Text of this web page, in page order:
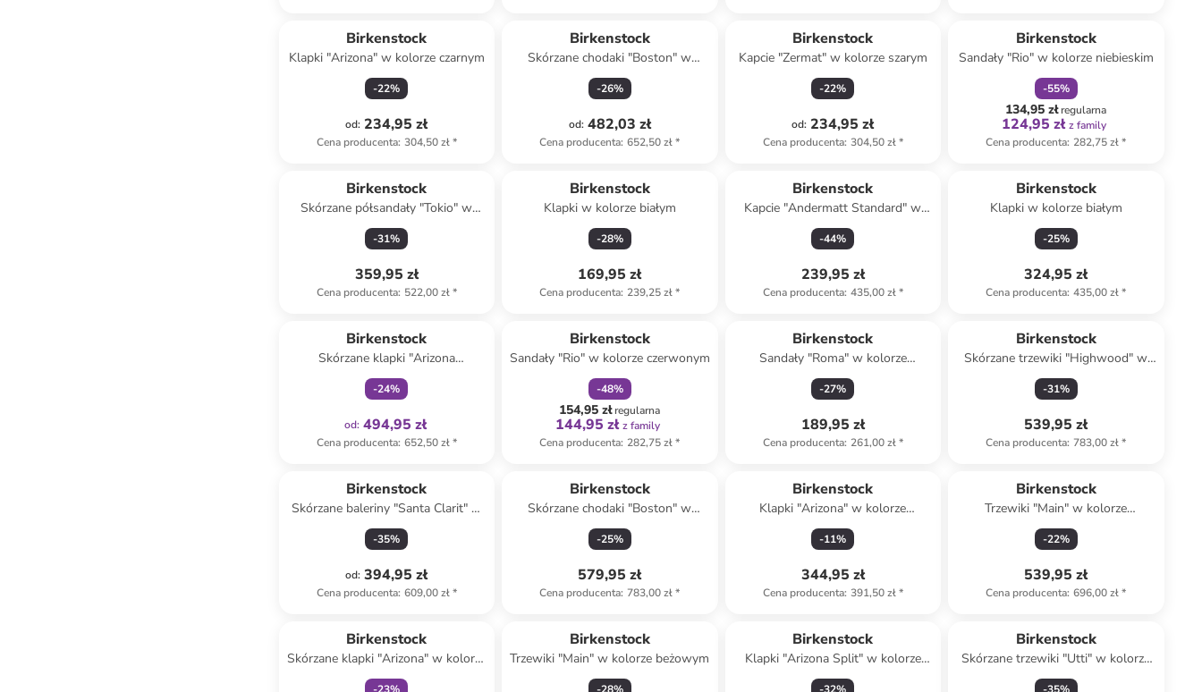
Birkenstock
Klapki "Arizona" w kolorze czarnym
-22%
od: 234,95 zł
Cena producenta: 304,50 zł*
Birkenstock
Skórzane chodaki "Boston" w
kolorze antracytowym
-26%
od: 482,03 zł
Cena producenta: 652,50 zł*
Birkenstock
Kapcie "Zermat" w kolorze szarym
-22%
od: 234,95 zł
Cena producenta: 304,50 zł*
Birkenstock
Sandały "Rio" w kolorze niebieskim
-55%
134,95 złregularna
124,95 zł z family
Cena producenta: 282,75 zł*
Birkenstock
Skórzane półsandały "Tokio" w
kolorze czarnym
-31%
359,95 zł
Cena producenta: 522,00 zł*
Birkenstock
Klapki w kolorze białym
-28%
169,95 zł
Cena producenta: 239,25 zł*
Birkenstock
Kapcie "Andermatt Standard" w
kolorze szarym
-44%
239,95 zł
Cena producenta: 435,00 zł*
Birkenstock
Klapki w kolorze białym
-25%
324,95 zł
Cena producenta: 435,00 zł*
Birkenstock
Skórzane klapki "Arizona
Adventure" w kolorze czarnym
-24%
od: 494,95 zł
Cena producenta: 652,50 zł*
Birkenstock
Sandały "Rio" w kolorze czerwonym
-48%
154,95 złregularna
144,95 zł z family
Cena producenta: 282,75 zł*
Birkenstock
Sandały "Roma" w kolorze
brązowym
-27%
189,95 zł
Cena producenta: 261,00 zł*
Birkenstock
Skórzane trzewiki "Highwood" w
kolorze czarnym
-31%
539,95 zł
Cena producenta: 783,00 zł*
Birkenstock
Skórzane baleriny "Santa Clarit" w
kolorze jasnoróżowym
-35%
od: 394,95 zł
Cena producenta: 609,00 zł*
Birkenstock
Skórzane chodaki "Boston" w
kolorze szarobrązowym
-25%
579,95 zł
Cena producenta: 783,00 zł*
Birkenstock
Klapki "Arizona" w kolorze
granatowym
-11%
344,95 zł
Cena producenta: 391,50 zł*
Birkenstock
Trzewiki "Main" w kolorze
antracytowym
-22%
539,95 zł
Cena producenta: 696,00 zł*
Birkenstock
Skórzane klapki "Arizona" w kolorze
jasnoróżowym
Birkenstock
Trzewiki "Main" w kolorze beżowym
Birkenstock
Klapki "Arizona Split" w kolorze
czarnym
Birkenstock
Skórzane trzewiki "Utti" w kolorze
beżowym